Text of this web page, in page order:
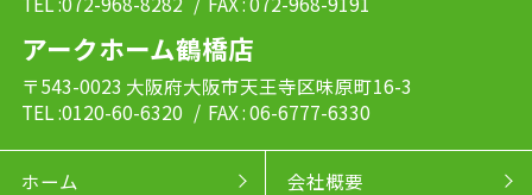
アークホーム鶴橋店
〒543-0023 大阪府大阪市天王寺区味原町16-3
TEL :0120-60-6320 / FAX : 06-6777-6330
ホーム 会社概要